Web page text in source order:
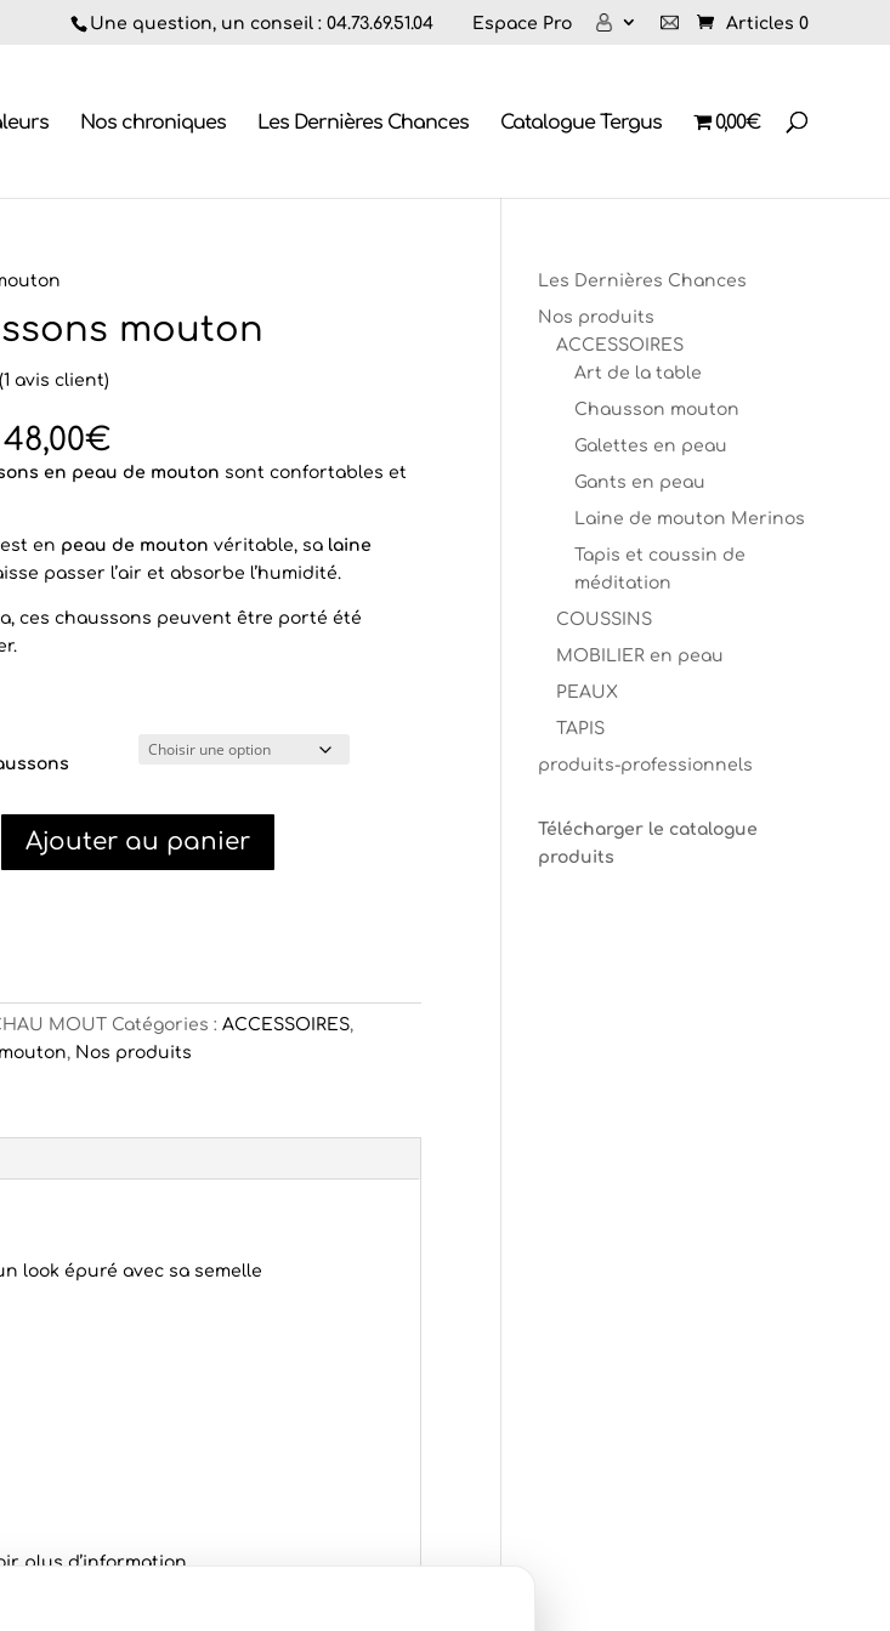
Une question, un conseil : 04.73.69.51.04 Espace Pro Articles 0
Nos chroniques Les Dernières Chances Catalogue Tergus 0,00€
mouton
(1 avis client)
48,00€
en peau de mouton sont confortables et
en peau de mouton véritable, sa laine
passer l’air et absorbe l’humidité.
ces chaussons peuvent être porté été
Ajouter au panier
MOUT Catégories :ACCESSOIRES,
, Nos produits
look épuré avec sa semelle
plus d’information.
au moment de votre commande.
Les Dernières Chances
Nos produits
ACCESSOIRES
Art de la table
Chausson mouton
Galettes en peau
Gants en peau
Laine de mouton Merinos
Tapis et coussin de
méditation
COUSSINS
MOBILIER en peau
PEAUX
TAPIS
produits-professionnels
Télécharger le catalogue
produits